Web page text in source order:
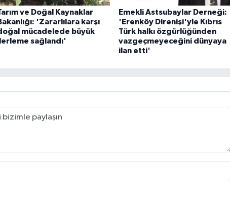
ve Doğal Kaynaklar
'Zararlılara karşı
mücadelede büyük
sağlandı'
Emekli Astsubaylar Derneği:
'Erenköy Direnişi'yle Kıbrıs
Türk halkı özgürlüğünden
vazgeçmeyeceğini dünyaya
ilan etti'